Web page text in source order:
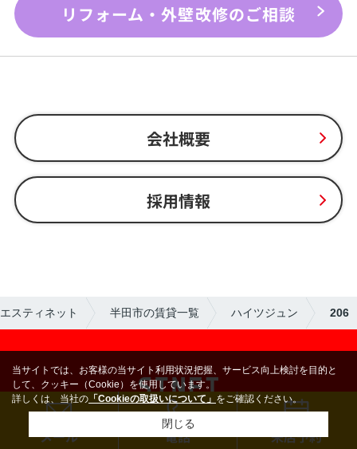
リフォーム・外壁改修のご相談
会社概要
採用情報
スティネット 半田市の賃貸一覧 ハイツジュン 206
店舗情報
メール 電話 来店予約
当サイトでは、お客様の当サイト利用状況把握、サービス向上検討を目的と
して、クッキー（Cookie）を使用しています。
詳しくは、当社の 「Cookieの取扱いについて」 をご確認ください。
閉じる